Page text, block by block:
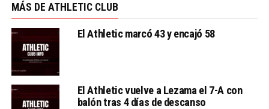
MÁS DE ATHLETIC CLUB
El Athletic marcó 43 y encajó 58
El Athletic vuelve a Lezama el 7-A con
balón tras 4 días de descanso